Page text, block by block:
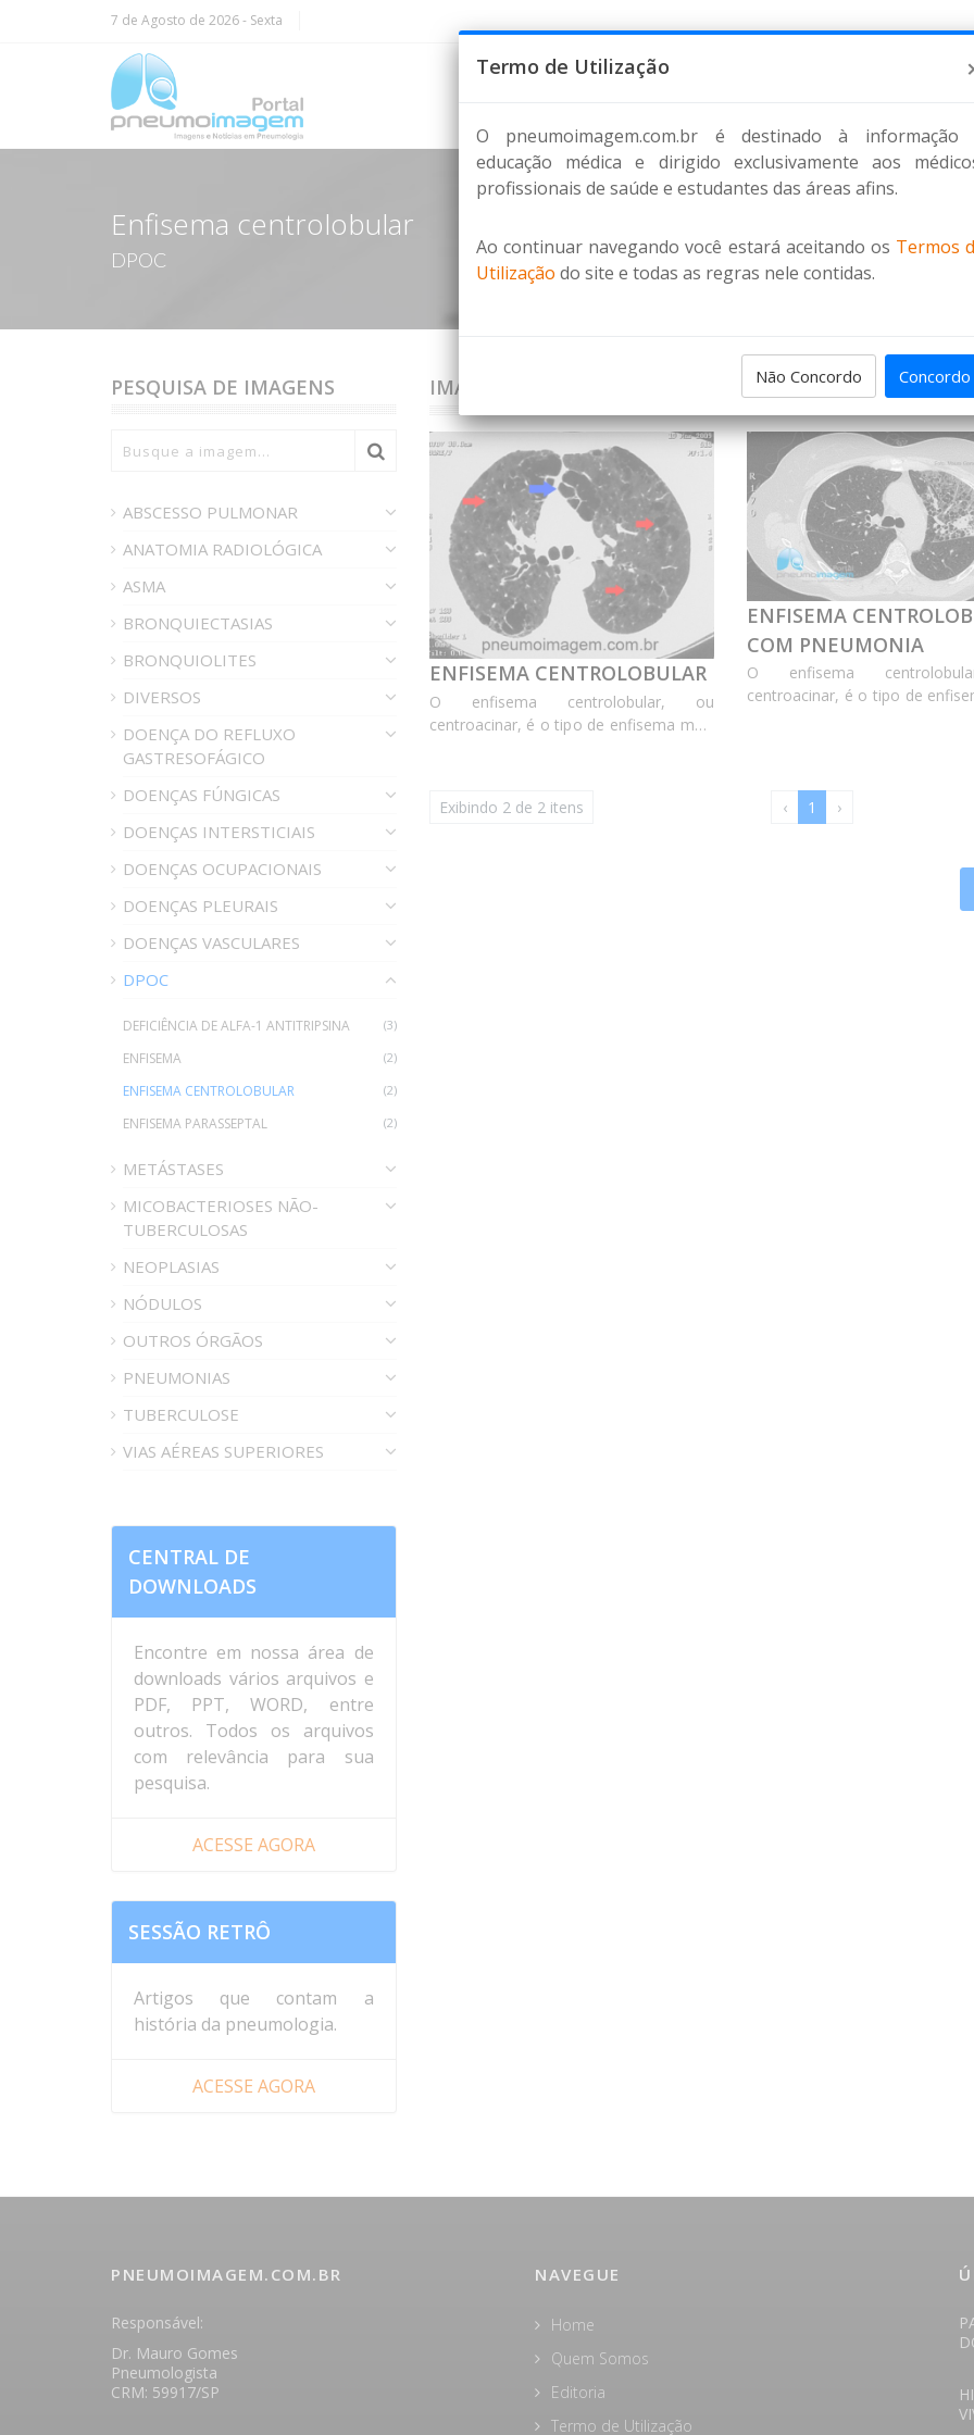
7 de Agosto de 2026- Sexta
Enfisema centrolobular
DPOC
PESQUISA DE IMAGENS
ABSCESSO PULMONAR
ANATOMIA RADIOLÓGICA
ASMA
BRONQUIECTASIAS
BRONQUIOLITES
DIVERSOS
DOENÇA DO REFLUXO
GASTRESOFÁGICO
DOENÇAS FÚNGICAS
DOENÇAS INTERSTICIAIS
DOENÇAS OCUPACIONAIS
DOENÇAS PLEURAIS
DOENÇAS VASCULARES
DPOC
(3)
DEFICIÊNCIA DE ALFA-1 ANTITRIPSINA
(2)
ENFISEMA
(2)
ENFISEMA CENTROLOBULAR
(2)
ENFISEMA PARASSEPTAL
METÁSTASES
MICOBACTERIOSES NÃO-
TUBERCULOSAS
NEOPLASIAS
NÓDULOS
OUTROS ÓRGÃOS
PNEUMONIAS
TUBERCULOSE
VIAS AÉREAS SUPERIORES
CENTRAL DE
DOWNLOADS
Encontre em nossa área de
downloads vários arquivos e
PDF, PPT, WORD, entre
outros. Todos os arquivos
com relevância para sua
pesquisa.
ACESSE AGORA
SESSÃO RETRÔ
Artigos que contam a
história da pneumologia.
ACESSE AGORA
IMAGENS
ENFISEMA CENTROLOBULAR
O enfisema centrolobular, ou
centroacinar, é o tipo de enfisema mais
enfisema centrolobular há múltiplas
ENFISEMA
COM PNEUMONIA
O enfisema
centroacinar, é o tipo de
centrolobular há múltiplas
lucências de paredes fin...
Exibindo 2 de 2 itens ‹ 1 ›
PNEUMOIMAGEM.COM.BR
Responsável:
Dr. Mauro Gomes
Pneumologista
CRM: 59917/SP
NAVEGUE
Home
Quem Somos
Editoria
Termo de Utilização
Termo de Utilização
O pneumoimagem.com.br é destinado à informação
educação médica e dirigido exclusivamente aos
profissionais de saúde e estudantes das áreas afins.
Ao continuar navegando você estará aceitando os Termos
Utilização do site e todas as regras nele contidas.
Não Concordo Concordo